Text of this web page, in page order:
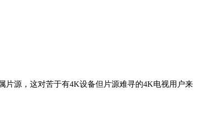
片源，这对苦于有4K设备但片源难寻的4K电视用户来